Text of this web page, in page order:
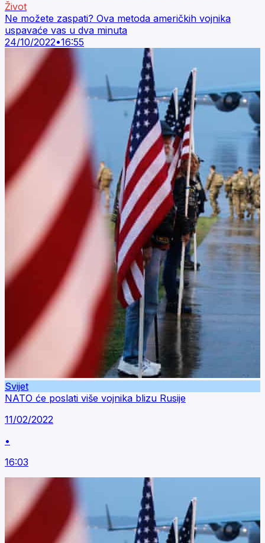
Život
Ne možete zaspati? Ova metoda američkih vojnika
uspavaće vas u dva minuta
24/10/2022•16:55
Svijet
NATO će poslati više vojnika blizu Rusije
11/02/2022
•
16:03